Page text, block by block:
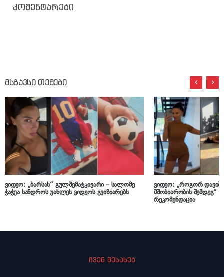
კომენტარები
მსგავსი თემები
ვიდეო: „ბარსას“ გულშემატკივარი – სალომე
ჭაჭუა სანდროს უახლეს ვიდეოს გვიზიარებს
ვიდეო: „როგორ
მშობიარობის შემდეგ“
რეკომენდაცია
ჩვენ შესახებ